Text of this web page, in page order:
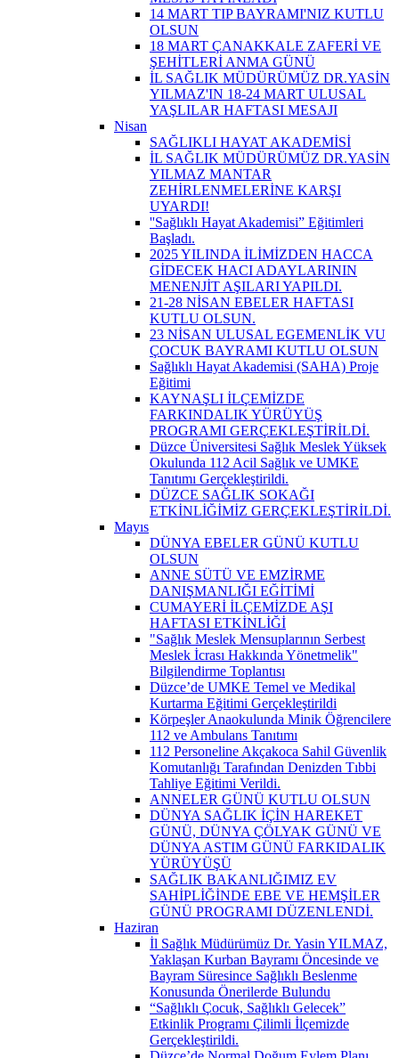
14 MART TIP BAYRAMI'NIZ KUTLU
OLSUN
18 MART ÇANAKKALE ZAFERİ VE
ŞEHİTLERİ ANMA GÜNÜ
İL SAĞLIK MÜDÜRÜMÜZ DR.YASİN
YILMAZ'IN 18-24 MART ULUSAL
YAŞLILAR HAFTASI MESAJI
Nisan
SAĞLIKLI HAYAT AKADEMİSİ
İL SAĞLIK MÜDÜRÜMÜZ DR.YASİN
YILMAZ MANTAR
ZEHİRLENMELERİNE KARŞI
UYARDI!
''Sağlıklı Hayat Akademisi” Eğitimleri
Başladı.
2025 YILINDA İLİMİZDEN HACCA
GİDECEK HACI ADAYLARININ
MENENJİT AŞILARI YAPILDI.
21-28 NİSAN EBELER HAFTASI
KUTLU OLSUN.
23 NİSAN ULUSAL EGEMENLİK VU
ÇOCUK BAYRAMI KUTLU OLSUN
Sağlıklı Hayat Akademisi (SAHA) Proje
Eğitimi
KAYNAŞLI İLÇEMİZDE
FARKINDALIK YÜRÜYÜŞ
PROGRAMI GERÇEKLEŞTİRİLDİ.
Düzce Üniversitesi Sağlık Meslek Yüksek
Okulunda 112 Acil Sağlık ve UMKE
Tanıtımı Gerçekleştirildi.
DÜZCE SAĞLIK SOKAĞI
ETKİNLİĞİMİZ GERÇEKLEŞTİRİLDİ.
Mayıs
DÜNYA EBELER GÜNÜ KUTLU
OLSUN
ANNE SÜTÜ VE EMZİRME
DANIŞMANLIĞI EĞİTİMİ
CUMAYERİ İLÇEMİZDE AŞI
HAFTASI ETKİNLİĞİ
"Sağlık Meslek Mensuplarının Serbest
Meslek İcrası Hakkında Yönetmelik"
Bilgilendirme Toplantısı
Düzce’de UMKE Temel ve Medikal
Kurtarma Eğitimi Gerçekleştirildi
Körpeşler Anaokulunda Minik Öğrencilere
112 ve Ambulans Tanıtımı
112 Personeline Akçakoca Sahil Güvenlik
Komutanlığı Tarafından Denizden Tıbbi
Tahliye Eğitimi Verildi.
ANNELER GÜNÜ KUTLU OLSUN
DÜNYA SAĞLIK İÇİN HAREKET
GÜNÜ, DÜNYA ÇÖLYAK GÜNÜ VE
DÜNYA ASTIM GÜNÜ FARKIDALIK
YÜRÜYÜŞÜ
SAĞLIK BAKANLIĞIMIZ EV
SAHİPLİĞİNDE EBE VE HEMŞİLER
GÜNÜ PROGRAMI DÜZENLENDİ.
Haziran
İl Sağlık Müdürümüz Dr. Yasin YILMAZ,
Yaklaşan Kurban Bayramı Öncesinde ve
Bayram Süresince Sağlıklı Beslenme
Konusunda Önerilerde Bulundu
“Sağlıklı Çocuk, Sağlıklı Gelecek”
Etkinlik Programı Çilimli İlçemizde
Gerçekleştirildi.